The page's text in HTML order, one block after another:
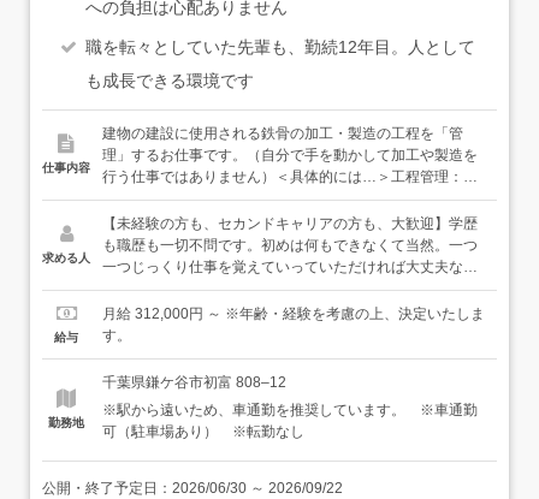
への負担は心配ありません
職を転々としていた先輩も、勤続12年目。人として
も成長できる環境です
仕事内容
建物の建設に使用される鉄骨の加工・製造の工程を「管
理」するお仕事です。（自分で手を動かして加工や製造を
行う仕事ではありません）＜具体的には…＞工程管理：職
人さんたちの仕事の進捗管理、工程表の作成など品質管
理：鉄骨が図面通りに製作されているかの確認など（メジ
ャーで寸法を測って確認するなど）＜仕事の流れ＞▼資材
の手配▼送られてきた資材の受入れ検査（発注通りのもの
んたちに「始めてください」と伝えます）▼進捗管理（職
人さんたちが責任もって仕事を進めてくれますが、そのう
▼検査（完成した鉄骨が正しい寸法・形になっているか、
図面と照らし合わせて確認）▼出荷（建設現場へ鉄骨を送
り出します）＜入社後は…＞先輩社員が、基本から丁寧に
お教えしていきます。もちろん先輩にも得意・不得意があ
るため、仕事内容によって得意な人が教えるようにしてい
て、自然とみんなと打ち解けていけますし、わからないこ
求める人
【未経験の方も、セカンドキャリアの方も、大歓迎】学歴
も職歴も一切不問です。初めは何もできなくて当然。一つ
一つじっくり仕事を覚えていっていただければ大丈夫なの
で、安心してください。<必須>・普通自動車運転免許（AT
限定可）・PCの基本的な操作ができる方（Word、Excelで
入力ができればOK！）＜歓迎＞・図面をみてプラモデルを
いていると思います）・人を喜ばせるのが好き！という方
がります！）★千葉県にまだ数台しかない最新の溶接ロボ
ットを導入！ご興味のある方はぜひ体験入社にいらして、
実際に触れてみてください。
給与
月給 312,000円 ～ ※年齢・経験を考慮の上、決定いたしま
す。
勤務地
千葉県鎌ケ谷市初富 808–12
※駅から遠いため、車通勤を推奨しています。 ※車通勤
可（駐車場あり） ※転勤なし
公開・終了予定日： 2026/06/30 ～ 2026/09/22